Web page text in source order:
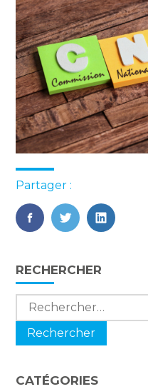
Partager :
FaceBook
TwitterLinkedIn
Blog
sidebar
RECHERCHER
Rechercher :
CATÉGORIES